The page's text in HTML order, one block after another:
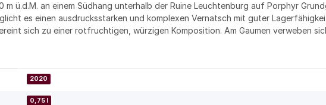
ü.d.M. an einem Südhang unterhalb der Ruine Leuchtenburg auf Porphyr
es einen ausdrucksstarken und komplexen Vernatsch mit guter
sich zu einer rotfruchtigen, würzigen Komposition. Am Gaumen verweben
2020
0,75 l